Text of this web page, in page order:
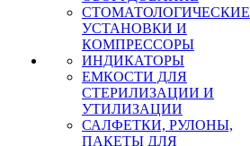
СТОМАТОЛОГИЧЕСКИЕ
УСТАНОВКИ И
КОМПРЕССОРЫ
ИНДИКАТОРЫ
ЕМКОСТИ ДЛЯ
СТЕРИЛИЗАЦИИ И
УТИЛИЗАЦИИ
САЛФЕТКИ, РУЛОНЫ,
ПАКЕТЫ ДЛЯ